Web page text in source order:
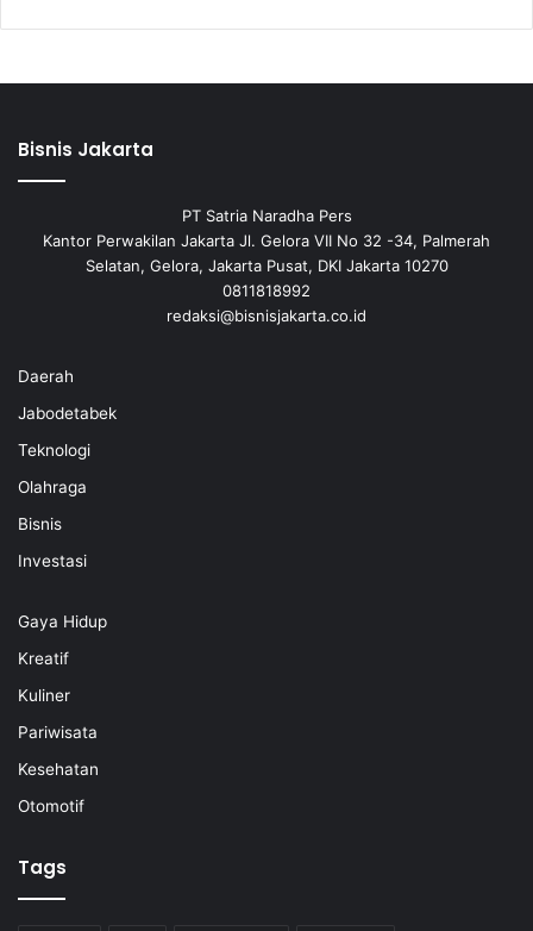
Bisnis Jakarta
PT Satria Naradha Pers
Kantor Perwakilan Jakarta Jl. Gelora VII No 32 -34, Palmerah
Selatan, Gelora, Jakarta Pusat, DKI Jakarta 10270
0811818992
redaksi@bisnisjakarta.co.id
Daerah
Jabodetabek
Teknologi
Olahraga
Bisnis
Investasi
Gaya Hidup
Kreatif
Kuliner
Pariwisata
Kesehatan
Otomotif
Tags